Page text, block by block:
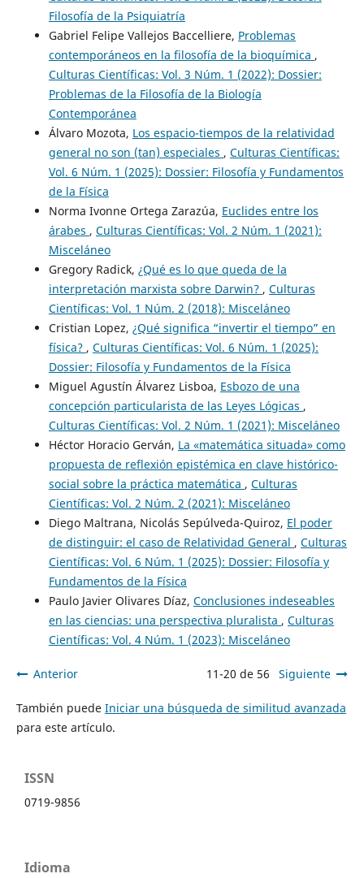
Filosofía de la Psiquiatría
Gabriel Felipe Vallejos Baccelliere, Problemas
contemporáneos en la filosofía de la bioquímica ,
Culturas Científicas: Vol. 3 Núm. 1 (2022): Dossier:
Problemas de la Filosofía de la Biología
Contemporánea
Álvaro Mozota, Los espacio-tiempos de la relatividad
general no son (tan) especiales , Culturas Científicas:
Vol. 6 Núm. 1 (2025): Dossier: Filosofía y Fundamentos
de la Física
Norma Ivonne Ortega Zarazúa, Euclides entre los
árabes , Culturas Científicas: Vol. 2 Núm. 1 (2021):
Misceláneo
Gregory Radick, ¿Qué es lo que queda de la
interpretación marxista sobre Darwin? , Culturas
Científicas: Vol. 1 Núm. 2 (2018): Misceláneo
Cristian Lopez, ¿Qué significa “invertir el tiempo” en
física? , Culturas Científicas: Vol. 6 Núm. 1 (2025):
Dossier: Filosofía y Fundamentos de la Física
Miguel Agustín Álvarez Lisboa, Esbozo de una
concepción particularista de las Leyes Lógicas ,
Culturas Científicas: Vol. 2 Núm. 1 (2021): Misceláneo
Héctor Horacio Gerván, La «matemática situada» como
propuesta de reflexión epistémica en clave histórico-
social sobre la práctica matemática , Culturas
Científicas: Vol. 2 Núm. 2 (2021): Misceláneo
Diego Maltrana, Nicolás Sepúlveda-Quiroz, El poder
de distinguir: el caso de Relatividad General , Culturas
Científicas: Vol. 6 Núm. 1 (2025): Dossier: Filosofía y
Fundamentos de la Física
Paulo Javier Olivares Díaz, Conclusiones indeseables
en las ciencias: una perspectiva pluralista , Culturas
Científicas: Vol. 4 Núm. 1 (2023): Misceláneo
Anterior 11-20 de 56 Siguiente
También puede Iniciar una búsqueda de similitud avanzada
para este artículo.
ISSN
0719-9856
Idioma